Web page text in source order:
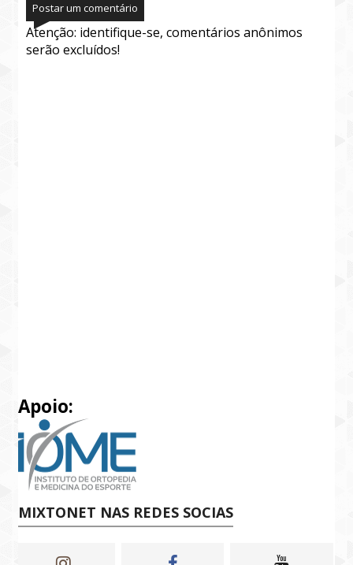
Postar um comentário
Atenção: identifique-se, comentários anônimos
serão excluídos!
Apoio:
MIXTONET NAS REDES SOCIAS